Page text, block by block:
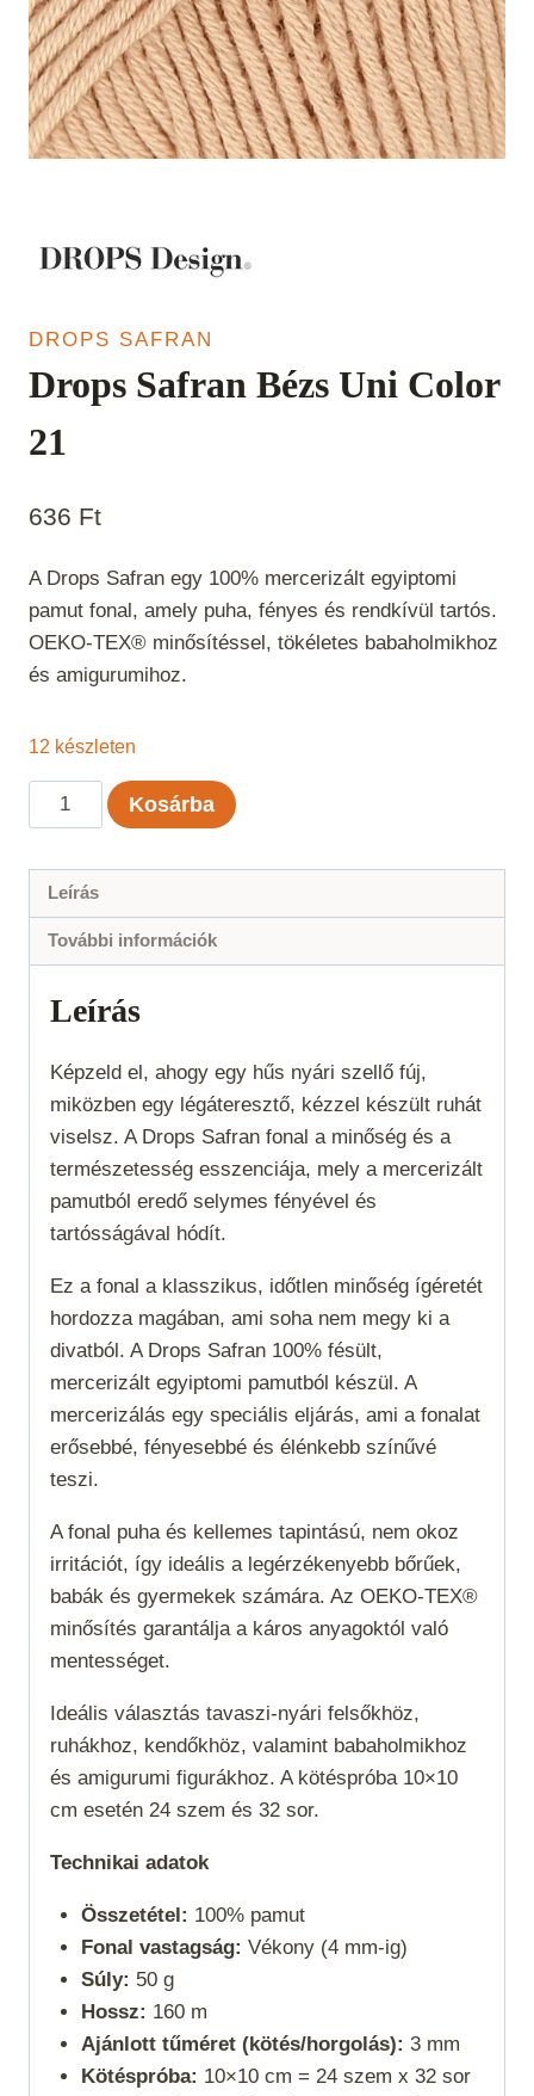
DROPS SAFRAN
Drops Safran Bézs Uni Color
21
636 Ft
A Drops Safran egy 100% mercerizált egyiptomi
pamut fonal, amely puha, fényes és rendkívül tartós.
OEKO-TEX® minősítéssel, tökéletes babaholmikhoz
és amigurumihoz.
12 készleten
Drops
Safran
Uni
Color
Kosárba
Leírás
További információk
Leírás
Képzeld el, ahogy egy hűs nyári szellő fúj,
miközben egy légáteresztő, kézzel készült ruhát
viselsz. A Drops Safran fonal a minőség és a
természetesség esszenciája, mely a mercerizált
pamutból eredő selymes fényével és
tartósságával hódít.
Ez a fonal a klasszikus, időtlen minőség ígéretét
hordozza magában, ami soha nem megy ki a
divatból. A Drops Safran 100% fésült,
mercerizált egyiptomi pamutból készül. A
mercerizálás egy speciális eljárás, ami a fonalat
erősebbé, fényesebbé és élénkebb színűvé
teszi.
A fonal puha és kellemes tapintású, nem okoz
irritációt, így ideális a legérzékenyebb bőrűek,
babák és gyermekek számára. Az OEKO-TEX®
minősítés garantálja a káros anyagoktól való
mentességet.
Ideális választás tavaszi-nyári felsőkhöz,
ruhákhoz, kendőkhöz, valamint babaholmikhoz
és amigurumi figurákhoz. A kötéspróba 10×10
cm esetén 24 szem és 32 sor.
Technikai adatok
Összetétel: 100% pamut
Fonal vastagság: Vékony (4 mm-ig)
Súly: 50 g
Hossz: 160 m
Ajánlott tűméret (kötés/horgolás): 3 mm
Kötéspróba: 10×10 cm = 24 szem x 32 sor